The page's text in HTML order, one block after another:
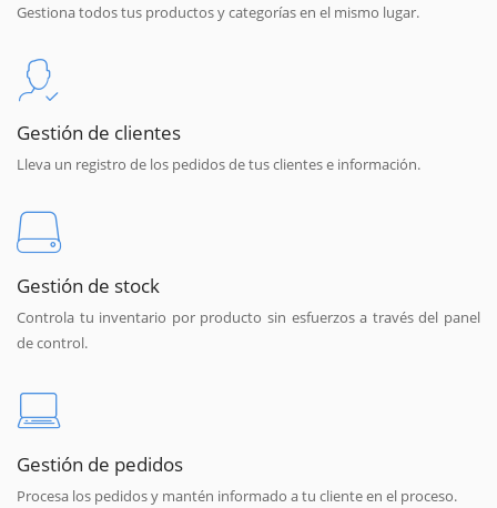
Gestiona todos tus productos y categorías en el mismo lugar.
Gestión de clientes
Lleva un registro de los pedidos de tus clientes e información.
Gestión de stock
Controla tu inventario por producto sin esfuerzos a través del panel
de control.
Gestión de pedidos
Procesa los pedidos y mantén informado a tu cliente en el proceso.